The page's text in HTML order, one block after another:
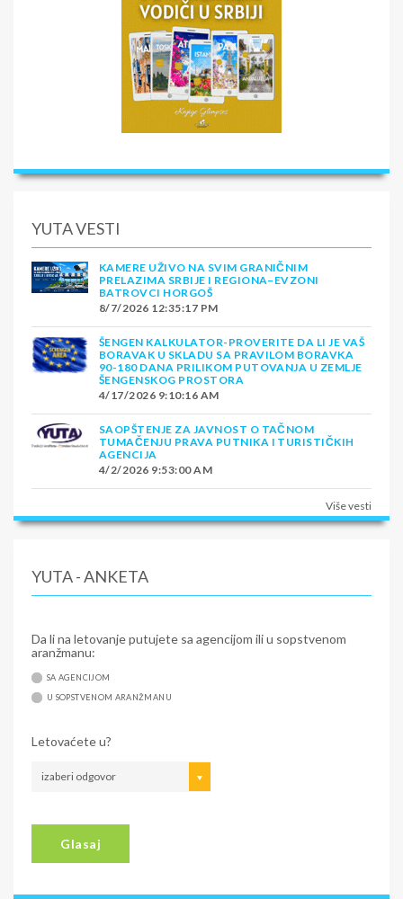
YUTA VESTI
KAMERE UŽIVO NA SVIM GRANIČNIM
PRELAZIMA SRBIJE I REGIONA–EVZONI
BATROVCI HORGOŠ
8/7/2026 12:35:17 PM
ŠENGEN KALKULATOR-PROVERITE DA LI JE VAŠ
BORAVAK U SKLADU SA PRAVILOM BORAVKA
90-180 DANA PRILIKOM PUTOVANJA U ZEMLJE
ŠENGENSKOG PROSTORA
4/17/2026 9:10:16 AM
SAOPŠTENJE ZA JAVNOST O TAČNOM
TUMAČENJU PRAVA PUTNIKA I TURISTIČKIH
AGENCIJA
4/2/2026 9:53:00 AM
Više vesti
YUTA - ANKETA
Da li na letovanje putujete sa agencijom ili u sopstvenom
aranžmanu:
SA AGENCIJOM
U SOPSTVENOM ARANŽMANU
Letovaćete u?
izaberi odgovor
Glasaj